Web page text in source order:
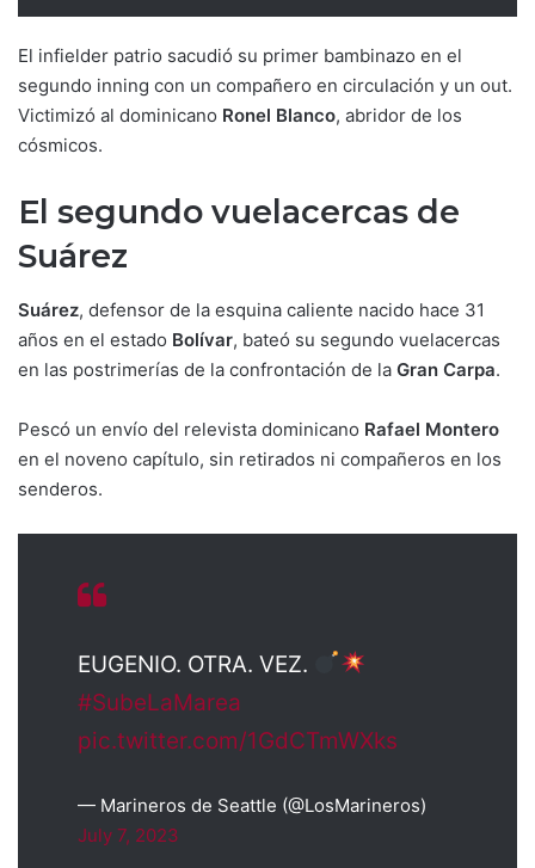
El infielder patrio sacudió su primer bambinazo en el
segundo inning con un compañero en circulación y un out.
Victimizó al dominicano Ronel Blanco, abridor de los
cósmicos.
El segundo vuelacercas de
Suárez
Suárez, defensor de la esquina caliente nacido hace 31
años en el estado Bolívar, bateó su segundo vuelacercas
en las postrimerías de la confrontación de la Gran Carpa.
Pescó un envío del relevista dominicano Rafael Montero
en el noveno capítulo, sin retirados ni compañeros en los
senderos.
EUGENIO. OTRA. VEZ.
#SubeLaMarea
pic.twitter.com/1GdCTmWXks
— Marineros de Seattle (@LosMarineros)
July 7, 2023